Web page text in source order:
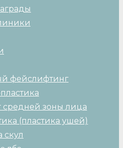
фейслифтинг
средней зоны лица
(пластика ушей)
скул